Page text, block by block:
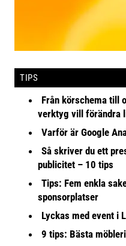
TIPS
Från körschema till
verktyg vill förändra
Varför är Google
Så skriver du ett
publicitet – 10 tips
Tips: Fem enkla
sponsorplatser
Lyckas med event i
9 tips: Bästa